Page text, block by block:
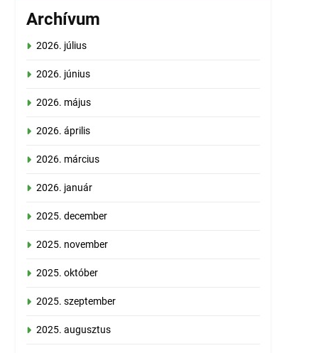
Archívum
2026. július
2026. június
2026. május
2026. április
2026. március
2026. január
2025. december
2025. november
2025. október
2025. szeptember
2025. augusztus